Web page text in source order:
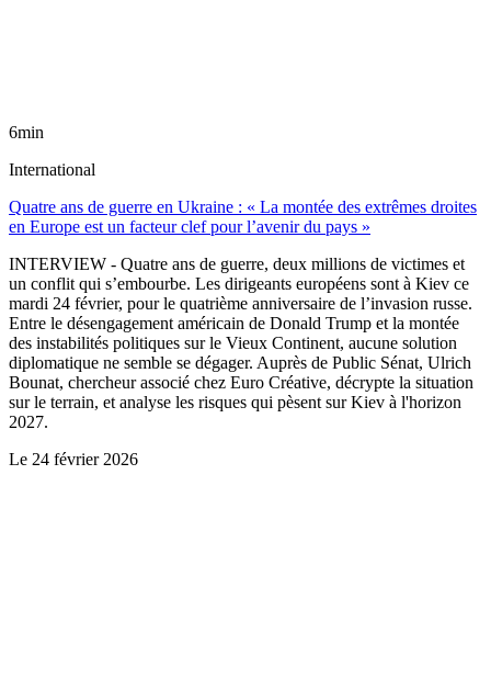
6min
International
Quatre ans de guerre en Ukraine : « La montée des extrêmes droites
en Europe est un facteur clef pour l’avenir du pays »
INTERVIEW - Quatre ans de guerre, deux millions de victimes et
un conflit qui s’embourbe. Les dirigeants européens sont à Kiev ce
mardi 24 février, pour le quatrième anniversaire de l’invasion russe.
Entre le désengagement américain de Donald Trump et la montée
des instabilités politiques sur le Vieux Continent, aucune solution
diplomatique ne semble se dégager. Auprès de Public Sénat, Ulrich
Bounat, chercheur associé chez Euro Créative, décrypte la situation
sur le terrain, et analyse les risques qui pèsent sur Kiev à l'horizon
2027.
Le 24 février 2026